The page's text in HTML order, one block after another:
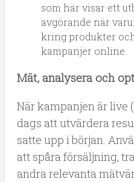
som här visar ett
avgörande när
kring produkter
kampanjer online.
Mät, analysera och
När kampanjen är live
dags att utvärdera
satte upp i början.
att spåra försäljning,
andra relevanta